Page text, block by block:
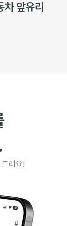
앞유리
려요!